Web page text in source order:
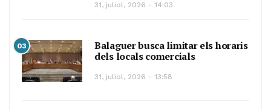
31, juliol, 2026 - 14:03
03
Balaguer busca limitar els horaris
dels locals comercials
31, juliol, 2026 - 13:58